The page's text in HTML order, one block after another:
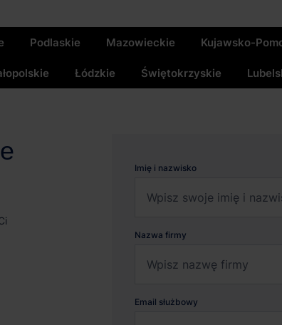
Podlaskie Mazowieckie Kujawsko-
Łódzkie Świętokrzyskie
Imię i nazwisko
Nazwa firmy
Email służbowy